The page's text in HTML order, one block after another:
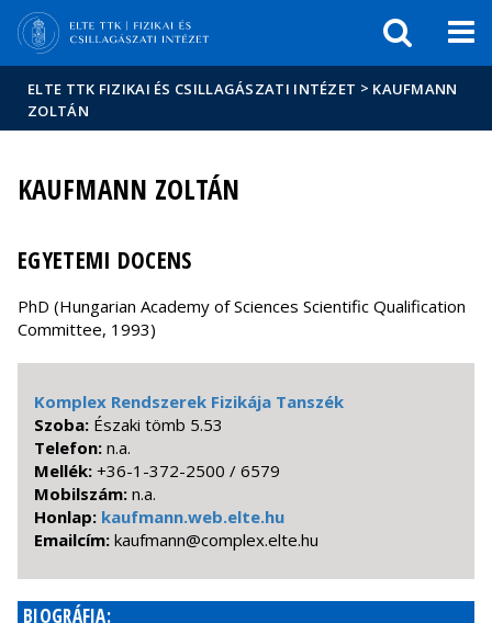
Események
sajtóban
ELTE TTK FIZIKAI ÉS CSILLAGÁSZATI INTÉZET > KAUFMANN
ZOLTÁN
KAUFMANN ZOLTÁN
EGYETEMI DOCENS
PhD (Hungarian Academy of Sciences Scientific Qualification
Committee, 1993)
Komplex Rendszerek Fizikája Tanszék
Szoba: Északi tömb 5.53
Telefon: n.a.
Mellék: +36-1-372-2500 / 6579
Mobilszám: n.a.
Honlap: kaufmann.web.elte.hu
Emailcím: uh.etle.xelpmoc@nnamfuak
BIOGRÁFIA: